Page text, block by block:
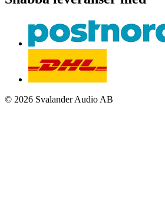
© 2026 Svalander Audio AB